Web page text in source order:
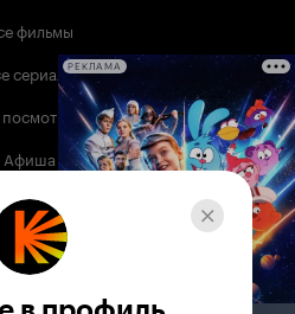
фильмы
сериалы
Афиша
Музыка
РЕКЛАМА